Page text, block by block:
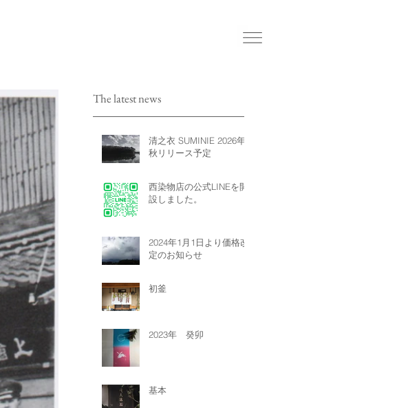
The latest news
清之衣 SUMINIE 2026年
秋リリース予定
西染物店の公式LINEを開
設しました。
2024年1月1日より価格改
定のお知らせ
初釜
2023年 癸卯
基本